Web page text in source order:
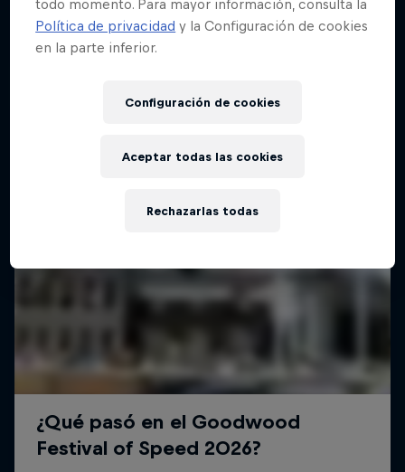
MOTORING
todo momento. Para mayor información, consulta la
Política de privacidad y la Configuración de cookies
en la parte inferior.
Configuración de cookies
Rechazarlas todas
Aceptar todas las cookies